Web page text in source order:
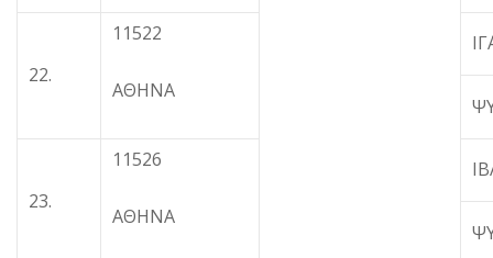
22.
11522
ΑΘΗΝΑ
23.
11526
ΑΘΗΝΑ